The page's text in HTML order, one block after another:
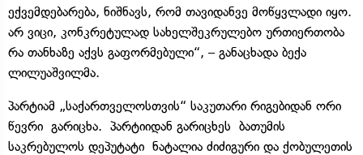
ექვემდებარება, ნიშნავს, რომ თავიდანვე მოწყვლადი იყო.
არ ვიცი, კონკრეტულად სახელშეკრულებო ურთიერთობა
რა თანხაზე აქვს გაფორმებული“, – განაცხადა ბექა
ლილუაშვილმა.
პარტიამ „საქართველოსთვის“ საკუთარი რიგებიდან ორი
წევრი გარიცხა. პარტიიდან გარიცხეს ბათუმის
საკრებულოს დეპუტატი ნატალია ძიძიგური და ქობულეთის